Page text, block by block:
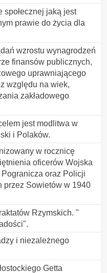
społecznej jaką jest
prawie do życia dla
wzrostu wynagrodzeń
finansów publicznych,
uprawniającego
względu na wiek,
zakładowego
jest modlitwa w
i Polaków.
w rocznicę
oficerów Wojska
oraz Policji
przez Sowietów w 1940
Rzymskich. "
i niezależnego
Getta